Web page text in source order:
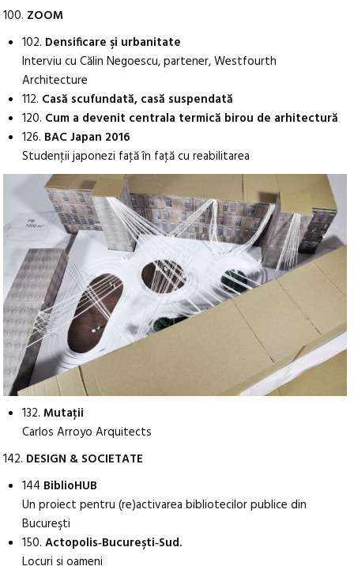
100. ZOOM
102. Densificare şi urbanitate
Interviu cu Călin Negoescu, partener, Westfourth
Architecture
112. Casă scufundată, casă suspendată
120. Cum a devenit centrala termică birou de arhitectură
126. BAC Japan 2016
Studenţii japonezi faţă în faţă cu reabilitarea
132.Mutaţii
Carlos Arroyo Arquitects
142. DESIGN & SOCIETATE
144 BiblioHUB
Un proiect pentru (re)activarea bibliotecilor publice din
Bucureşti
150.Actopolis‑Bucureşti‑Sud.